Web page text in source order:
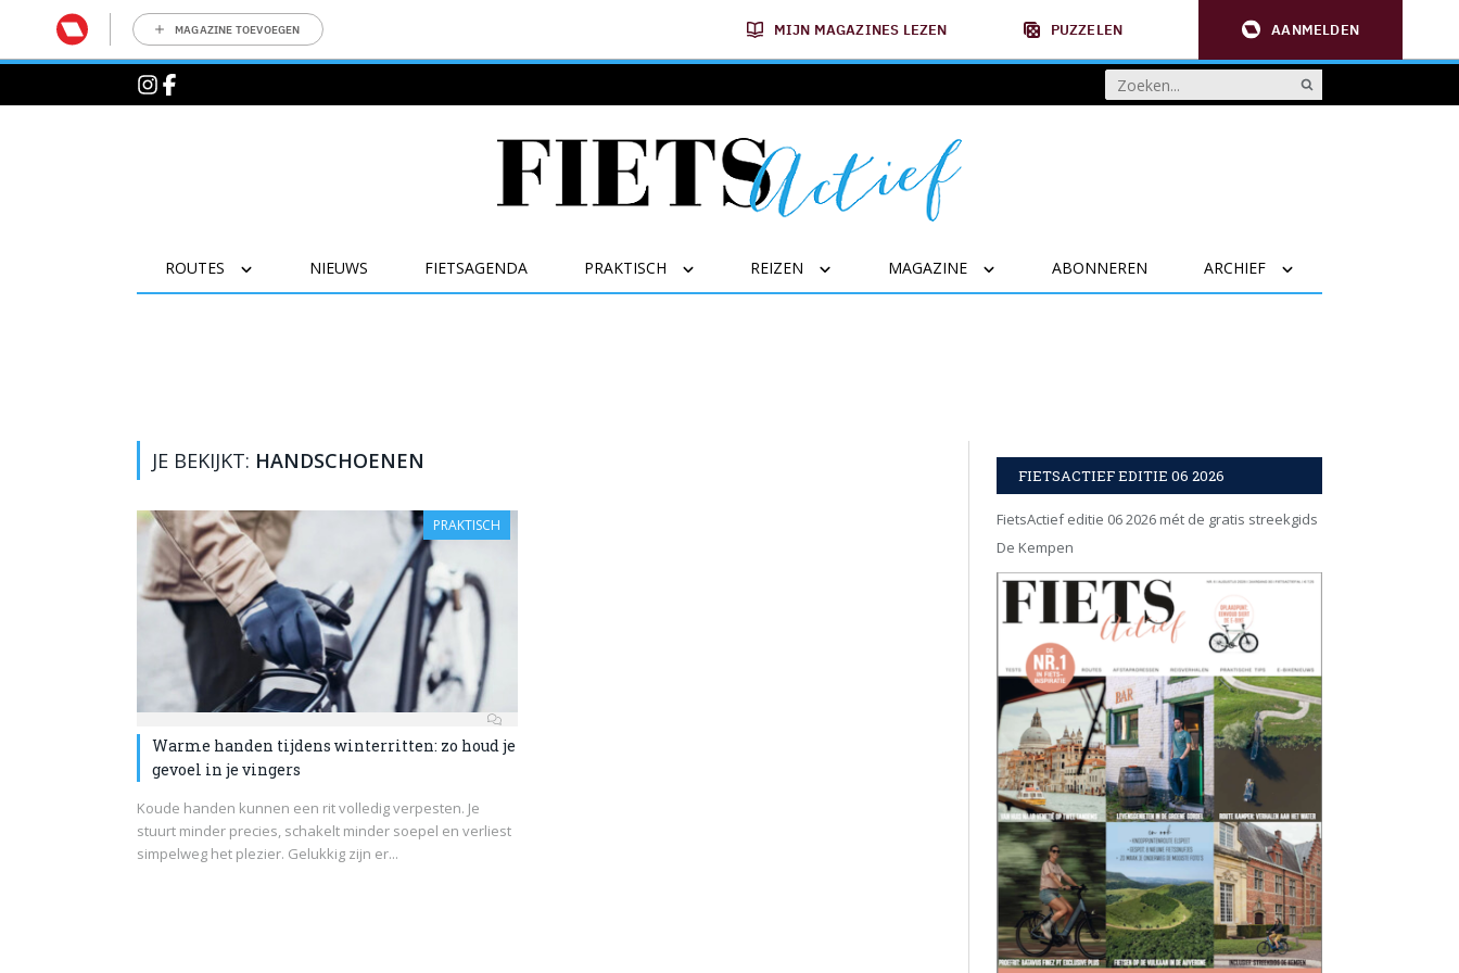
MAGAZINE TOEVOEGEN MIJN MAGAZINES LEZEN PUZZELEN AANMELDEN
ROUTES NIEUWS FIETSAGENDA PRAKTISCH REIZEN MAGAZINE ABONNEREN ARCHIEF
JE BEKIJKT: HANDSCHOENEN
PRAKTISCH
Warme handen tijdens winterritten: zo houd je
gevoel in je vingers
Koude handen kunnen een rit volledig verpesten. Je
stuurt minder precies, schakelt minder soepel en verliest
simpelweg het plezier. Gelukkig zijn er...
FIETSACTIEF EDITIE 06 2026
FietsActief editie 06 2026 mét de gratis streekgids
De Kempen